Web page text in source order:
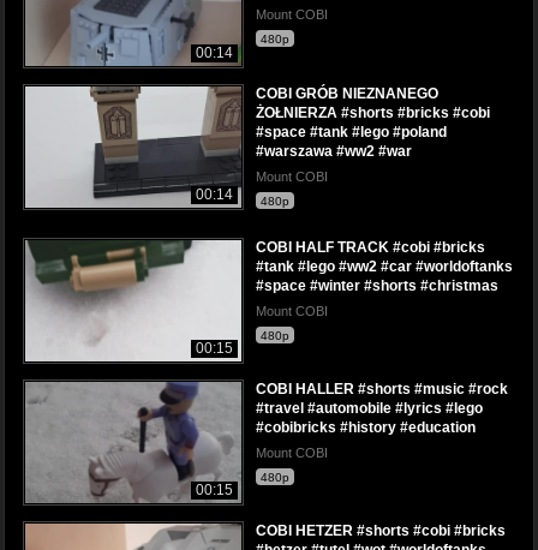
00:14
Mount COBI
480p
00:14
COBI GRÓB NIEZNANEGO
ŻOŁNIERZA #shorts #bricks #cobi
#space #tank #lego #poland
#warszawa #ww2 #war
Mount COBI
480p
00:15
COBI HALF TRACK #cobi #bricks
#tank #lego #ww2 #car #worldoftanks
#space #winter #shorts #christmas
Mount COBI
480p
00:15
COBI HALLER #shorts #music #rock
#travel #automobile #lyrics #lego
#cobibricks #history #education
Mount COBI
480p
COBI HETZER #shorts #cobi #bricks